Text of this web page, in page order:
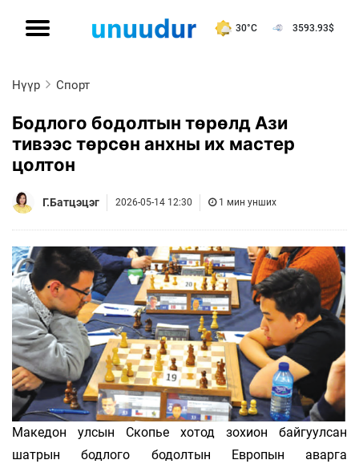
30°C 3593.93$
Нүүр Спорт
Бодлого бодолтын төрөлд Ази
тивээс төрсөн анхны их мастер
цолтон
Г.Батцэцэг 2026-05-14 12:30 1 мин унших
Македон улсын Скопье хотод зохион байгуулсан
шатрын бодлого бодолтын Европын аварга